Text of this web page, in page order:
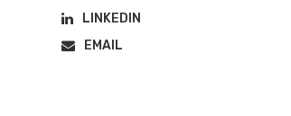
LINKEDIN
EMAIL